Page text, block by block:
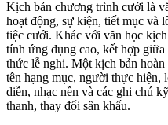
Kịch bản chương trình cưới là
hoạt động, sự kiện, tiết mục và
tiệc cưới. Khác với văn học
tính ứng dụng cao, kết hợp
thức lễ nghi. Một kịch bản
tên hạng mục, người thực hiện,
diễn, nhạc nền và các ghi chú
thanh, thay đổi sân khấu.